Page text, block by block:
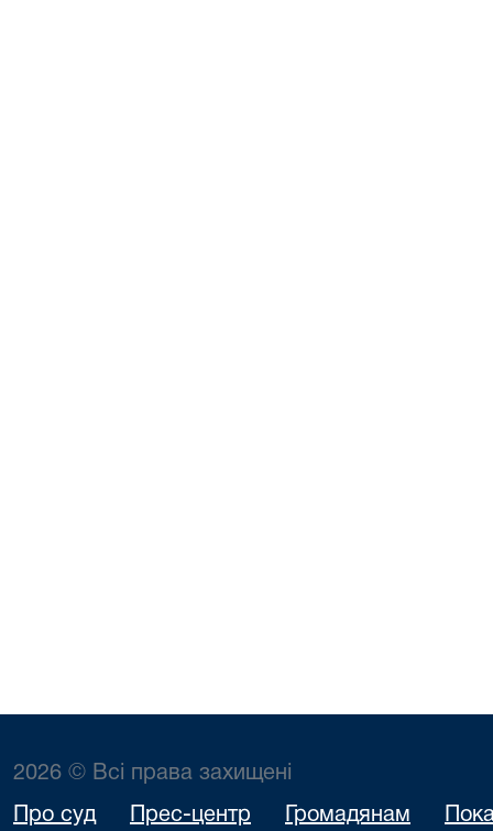
2026 © Всі права захищені
Про суд Прес-центр Громадянам